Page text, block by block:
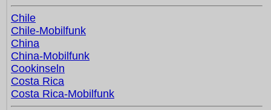
Chile
Chile-Mobilfunk
China
China-Mobilfunk
Cookinseln
Costa Rica
Costa Rica-Mobilfunk